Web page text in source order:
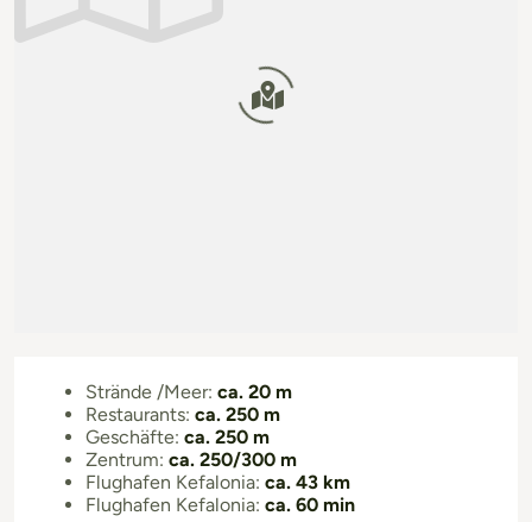
Strände /Meer: ca. 20 m
Restaurants: ca. 250 m
Geschäfte: ca. 250 m
Zentrum: ca. 250/300 m
Flughafen Kefalonia: ca. 43 km
Flughafen Kefalonia: ca. 60 min